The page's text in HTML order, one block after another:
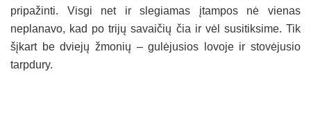
pripažinti. Visgi net ir slegiamas įtampos nė vienas
neplanavo, kad po trijų savaičių čia ir vėl susitiksime. Tik
šįkart be dviejų žmonių – gulėjusios lovoje ir stovėjusio
tarpdury.